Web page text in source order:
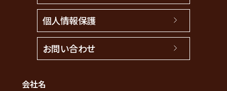
個人情報保護
お問い合わせ
会社名